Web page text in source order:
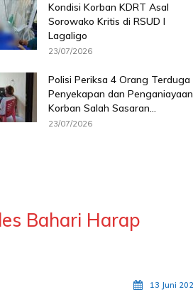
Kondisi Korban KDRT Asal
Sorowako Kritis di RSUD I
Lagaligo
23/07/2026
Polisi Periksa 4 Orang Terduga
Penyekapan dan Penganiayaan
Korban Salah Sasaran...
23/07/2026